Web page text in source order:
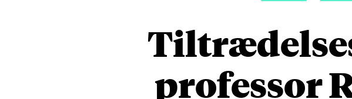
professor